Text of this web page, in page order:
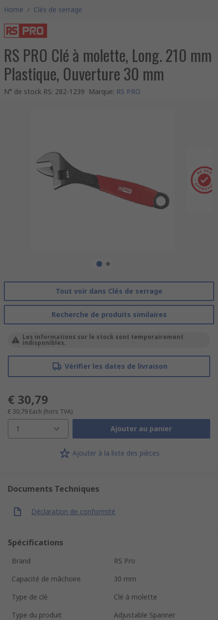
Home / Clés de serrage
RS PRO Clé à molette, Long. 210 mm
Plastique, Ouverture 30 mm
N° de stock RS: 282-1239 Marque: RS PRO
Tout voir dans Clés de serrage
Recherche de produits similaires
Les informations sur le stock sont temporairement
indisponibles.
Vérifier les dates de livraison
€ 30,79
€ 30,79 Each (hors TVA)
1 Ajouter au panier
Ajouter à la liste des pièces
Documents Techniques
Déclaration de conformité
Spécifications
Brand
RS Pro
Capacité de mâchoire
30 mm
Type de clé
Clé à molette
Type du produit
Adjustable Spanner